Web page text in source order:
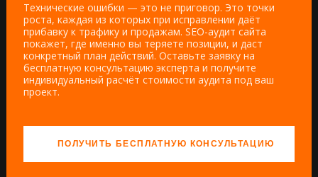
Технические ошибки — это не приговор. Это точки
роста, каждая из которых при исправлении даёт
прибавку к трафику и продажам. SEO-аудит сайта
покажет, где именно вы теряете позиции, и даст
конкретный план действий. Оставьте заявку на
бесплатную консультацию эксперта и получите
индивидуальный расчёт стоимости аудита под ваш
проект.
ПОЛУЧИТЬ БЕСПЛАТНУЮ КОНСУЛЬТАЦИЮ